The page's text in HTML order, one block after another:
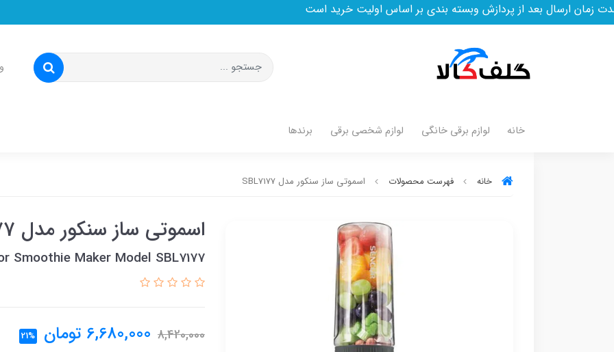
از پردازش وبسته بندی بر اساس اولیت خرید است
خانه لوازم برقی خانگی لوازم شخصی برقی برندها
خانه فهرست محصولات اسموتی ساز سنکور مدل SBL7177
اسموتی ساز سنکور مدل SBL7177
Smoothie Maker Model SBL7177
8,420,000
6,680,000 تومان 21%